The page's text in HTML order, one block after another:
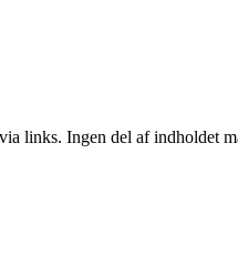
links. Ingen del af indholdet